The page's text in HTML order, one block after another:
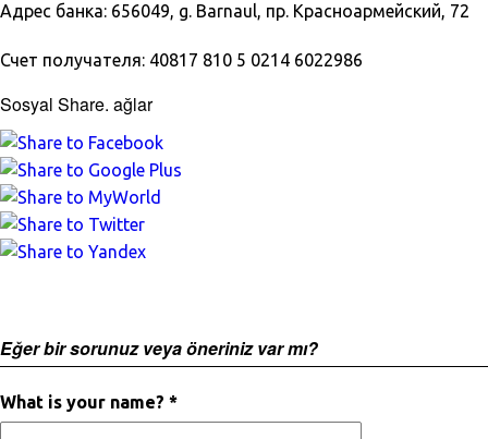
Адрес банка: 656049, g. Barnaul, пр. Красноармейский, 72
Счет получателя: 40817 810 5 0214 6022986
Sosyal Share. ağlar
Eğer bir sorunuz veya öneriniz var mı?
What is your name? *